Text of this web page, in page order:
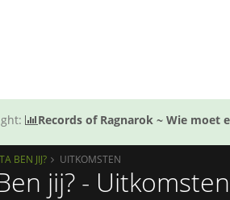
Records of Ragnarok ~ Wie moet
BEN JIJ? UITKOMSTEN
jij? - Uitkomsten